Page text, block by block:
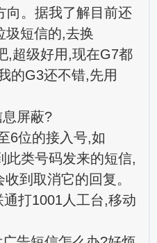
。据我了解目前还
圾短信的,去换
,超级好用,现在G7都
的G3还不错,先用
屏蔽?
6位的接入号,如
此类号码发来的短信,
到取消它的回复。
打1001人工台,移动